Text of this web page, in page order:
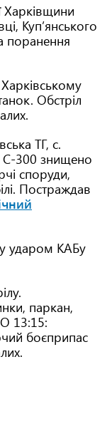
Харківщини
Куп’янського
поранення
Обстріл
ТГ, с.
С-300 знищено
споруди,
Постраждав
ударом КАБу
паркан,
13:15:
боєприпас